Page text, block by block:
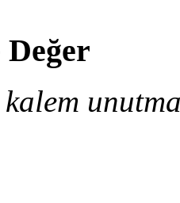
Değer